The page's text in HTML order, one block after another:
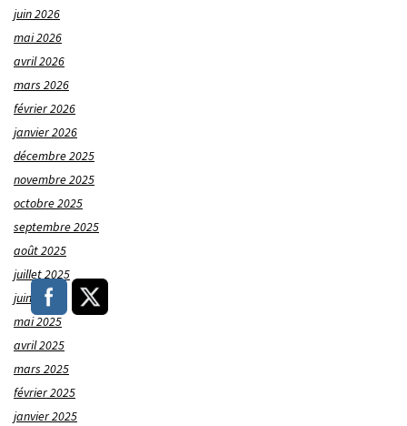
juin 2026
mai 2026
avril 2026
mars 2026
février 2026
janvier 2026
décembre 2025
novembre 2025
octobre 2025
septembre 2025
août 2025
juillet 2025
juin 2025
mai 2025
avril 2025
mars 2025
février 2025
janvier 2025